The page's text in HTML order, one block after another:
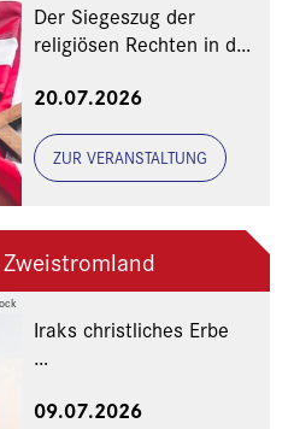
Der Siegeszug der
religiösen Rechten in den
20.07.2026
ZUR VERANSTALTUNG
Iraks christliches Erbe
Freunde und Gönner
09.07.2026